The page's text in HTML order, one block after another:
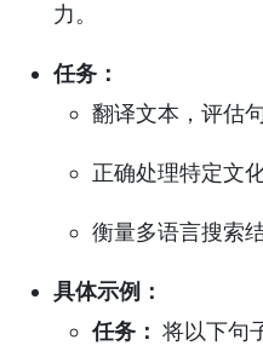
力。
任务：
翻译文本，评估
正确处理特定文
衡量多语言搜索
具体示例：
任务： 将以下句